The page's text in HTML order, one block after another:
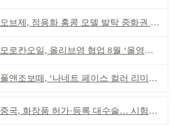
오브제, 정용화 홍콩 모델 발탁 중화권 공략 강화
모로칸오일, 올리브영 협업 8월 ‘올영픽’ 선정
폴앤조보떼, ‘나네트 페이스 컬러 리미티드’ 출시
중국, 화장품 허가·등록 대수술… 시험자료 공용 허용